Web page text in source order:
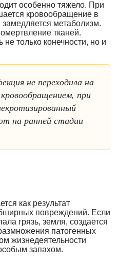
особенно тяжело. При
кровообращение в
замедляется метаболизм.
тканей.
только конечности, но и
не переходила на
при
на ранней стадии
как результат
повреждений. Если
грязь, земля, создается
патогенных
жизнедеятельности
запахом.